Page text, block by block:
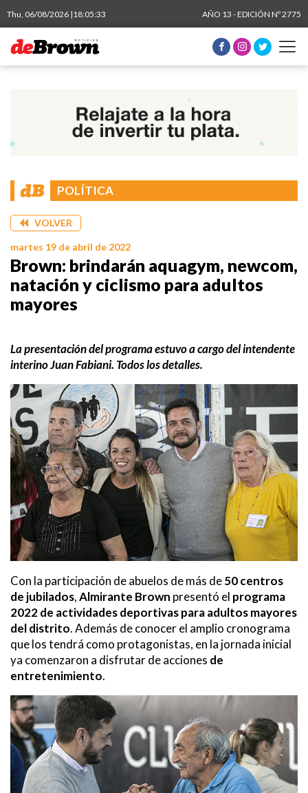
Thu, 06/08/2026 |18:05:34 AÑO 13 - EDICIÓN Nº 2775
POLÍTICA
VOLVER
martes 19 de abril de 2022
Brown: brindarán aquagym, newcom,
natación y ciclismo para adultos
mayores
La presentación del programa estuvo a cargo del intendente
interino Juan Fabiani. Todos los detalles.
Con la participación de abuelos de más de50 centros
de jubilados,Almirante Brown presentó el programa
2022 de actividades deportivas para adultos mayores
del distrito. Además de conocer el amplio cronograma
que los tendrá como protagonistas, en la jornada inicial
ya comenzaron a disfrutar de acciones de
entretenimiento.